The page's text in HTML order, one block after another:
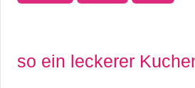
so ein leckerer